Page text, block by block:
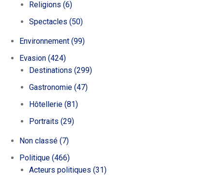
Religions (6)
Spectacles (50)
Environnement (99)
Evasion (424)
Destinations (299)
Gastronomie (47)
Hôtellerie (81)
Portraits (29)
Non classé (7)
Politique (466)
Acteurs politiques (31)